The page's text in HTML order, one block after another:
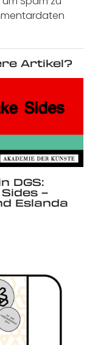
Artikel?
DGS:
–
Eslanda